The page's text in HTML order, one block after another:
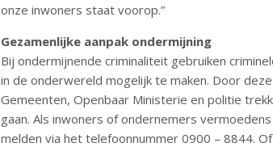
onze inwoners staat voorop.”
Gezamenlijke aanpak ondermijning
Bij ondermijnende criminaliteit gebruiken
in de onderwereld mogelijk te maken. Door
Gemeenten, Openbaar Ministerie en politie
gaan. Als inwoners of ondernemers
melden via het telefoonnummer 0900 – 8844.